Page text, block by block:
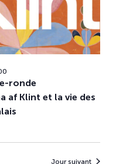
ronde
af Klint et la vie des
Jour suivant